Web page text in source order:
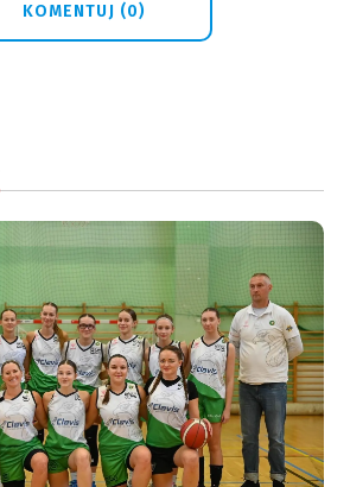
KOMENTUJ (0)